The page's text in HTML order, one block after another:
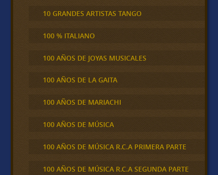
10 GRANDES ARTISTAS TANGO
100 % ITALIANO
100 AÑOS DE JOYAS MUSICALES
100 AÑOS DE LA GAITA
100 AÑOS DE MARIACHI
100 AÑOS DE MÚSICA
100 AÑOS DE MÚSICA R.C.A PRIMERA PARTE
100 AÑOS DE MÚSICA R.C.A SEGUNDA PARTE